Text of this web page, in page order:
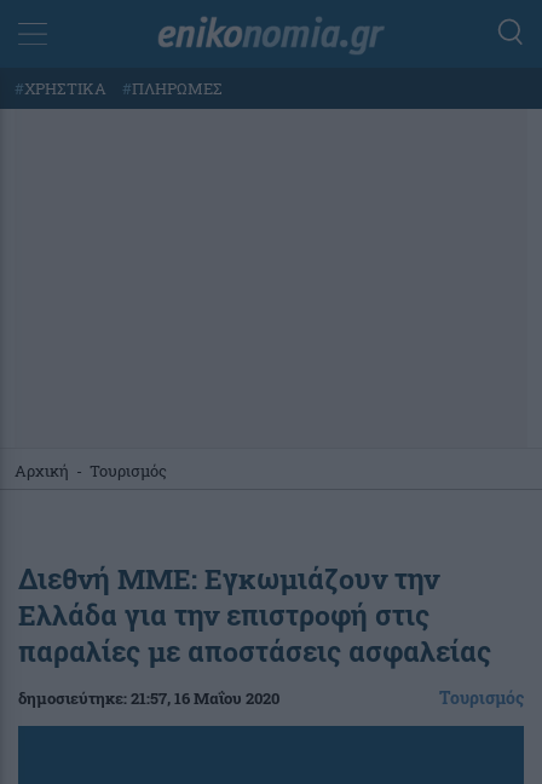
#ΧΡΗΣΤΙΚΑ #ΠΛΗΡΩΜΕΣ
Αρχική - Τουρισμός
Διεθνή ΜΜΕ: Εγκωμιάζουν την
Ελλάδα για την επιστροφή στις
παραλίες με αποστάσεις ασφαλείας
δημοσιεύτηκε:21:57, 16 Μαΐου 2020 Τουρισμός